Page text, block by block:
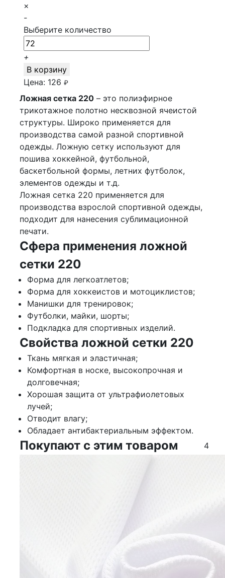
×
-
Выберите количество
+
В корзину
Цена: 126 ₽
Ложная сетка 220 – это полиэфирное
трикотажное полотно несквозной ячеистой
структуры. Широко применяется для
производства самой разной спортивной
одежды. Ложную сетку используют для
пошива хоккейной, футбольной,
баскетбольной формы, летних футболок,
элементов одежды и т.д.
Ложная сетка 220 применяется для
производства взрослой спортивной одежды,
подходит для нанесения сублимационной
печати.
Сфера применения ложной
сетки 220
Форма для легкоатлетов;
Форма для хоккеистов и мотоциклистов;
Манишки для тренировок;
Футболки, майки, шорты;
Подкладка для спортивных изделий.
Свойства ложной сетки 220
Ткань мягкая и эластичная;
Комфортная в носке, высокопрочная и
долговечная;
Хорошая защита от ультрафиолетовых
лучей;
Отводит влагу;
Обладает антибактериальным эффектом.
Покупают с этим товаром 4